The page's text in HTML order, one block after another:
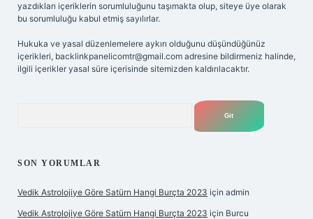
yazdıkları içeriklerin sorumluluğunu taşımakta olup, siteye üye olarak
bu sorumluluğu kabul etmiş sayılırlar.
Hukuka ve yasal düzenlemelere aykırı olduğunu düşündüğünüz
içerikleri, backlinkpanelicomtr@gmail.com adresine bildirmeniz halinde,
ilgili içerikler yasal süre içerisinde sitemizden kaldırılacaktır.
SON YORUMLAR
Vedik Astrolojiye Göre Satürn Hangi Burçta 2023 için admin
Vedik Astrolojiye Göre Satürn Hangi Burçta 2023 için Burcu